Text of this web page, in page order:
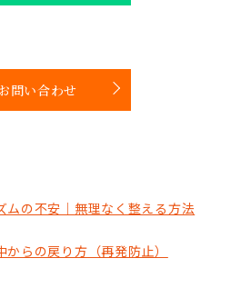
問い合わせ
ムの不安｜無理なく整える方法
らの戻り方（再発防止）